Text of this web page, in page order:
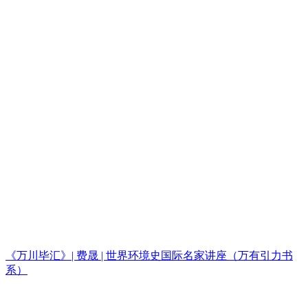
《万川毕汇》| 费晟 | 世界环境史国际名家讲座（万有引力书
系）